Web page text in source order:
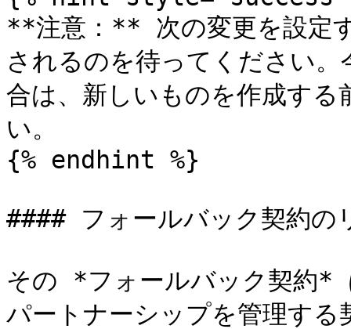
**注意：** 次の変更を設定
されるのを待ってください
合は、新しいものを作成す
い。
{% endhint %}
#### フォールバック契約の
その *フォールバック契約*
パートナーシップを管理する